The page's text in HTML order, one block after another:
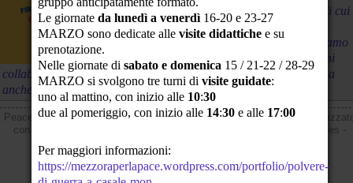
dell'ex Aermacchi, fabbrica di aerei militari di cui
Leonardo Spa è erede. Contestando l'uso di
quest'area per normalizzare la guerra, chiediamo
la revoca della delibera e ci opponiamo a ogni
collaborazione tra istituzioni pubbliche e produttori di armi. Firma
anche tu.
PeaceLink C.P. 2009 - 74100 Taranto (Italy) - CCP 13403746 - Sito
con
Informativa sui cookies -
Le giornateda lunedì a venerdì 16-20 e 23-27
MARZO sono dedicate allevisite didattiche e su
prenotazione.
Nelle giornate disabato e domenica 15 / 21-22 / 28-29
MARZO si svolgono tre turni di visite guidate:
uno al mattino, con inizio alle 10:30
due al pomeriggio, con inizio alle 14:30 e alle 17:00
Per maggiori informazioni:
https://mezzoraperlapace.wordpress.com/portfolio/polvere-